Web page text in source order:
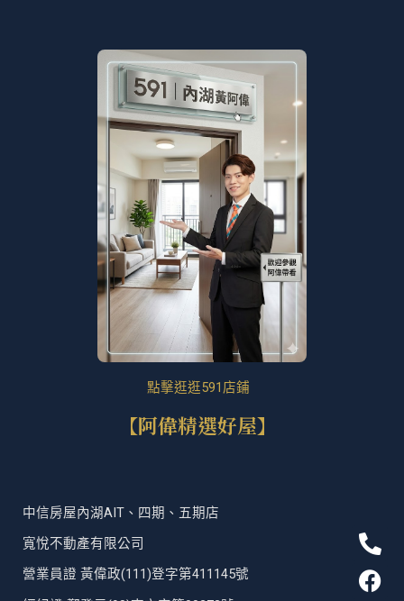
h
o
a
c
i
k
i
n
點擊逛逛591店鋪
【阿偉精選好屋】
中信房屋內湖AIT、四期、五期店
寬悅不動產有限公司
營業員證 黃偉政(111)登字第411145號